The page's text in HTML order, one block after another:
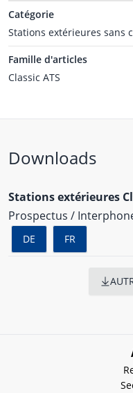
Catégorie
Stations extérieures sans
Famille d'articles
Classic ATS
Downloads
Stations extérieures
Prospectus /
DE FR